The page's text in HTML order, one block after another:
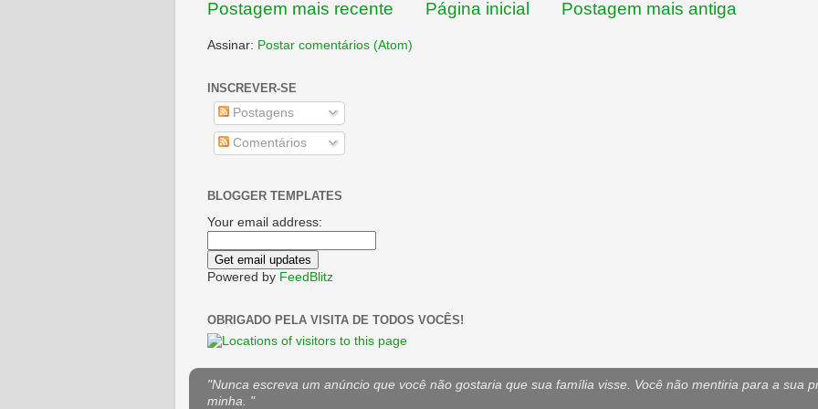
Postagem mais recente Postagem mais antiga
Página inicial
Assinar: Postar comentários (Atom)
INSCREVER-SE
Postagens
Comentários
BLOGGER TEMPLATES
Your email address:
Powered by FeedBlitz
OBRIGADO PELA VISITA DE TODOS VOCÊS!
"Nunca escreva um anúncio que você não gostaria que sua família visse. Você não mentiria para a sua
minha. "